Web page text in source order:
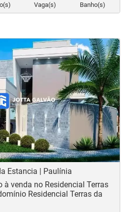
Vaga(s)
Banho(s)
›
Estancia | Paulínia
à venda no Residencial Terras
Residencial Terras da